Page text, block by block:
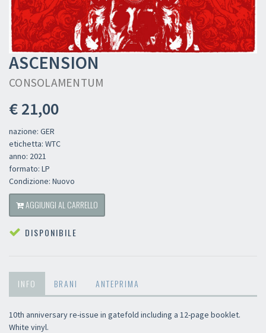
ASCENSION
CONSOLAMENTUM
€ 21,00
nazione: GER
etichetta: WTC
anno: 2021
formato: LP
Condizione: Nuovo
AGGIUNGI AL CARRELLO
DISPONIBILE
INFO BRANI ANTEPRIMA
10th anniversary re-issue in gatefold including a 12-page booklet.
White vinyl.